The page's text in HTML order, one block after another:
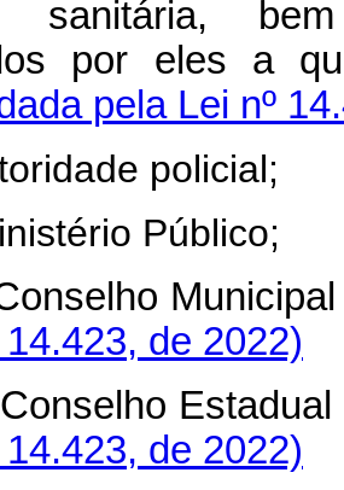
sanitária,
por eles a
pela Lei nº
policial;
Público;
de 2022)
de 2022)